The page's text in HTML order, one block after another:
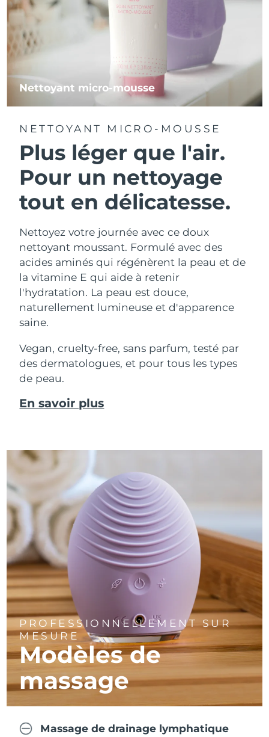
Nettoyant micro-mousse
NETTOYANT MICRO-MOUSSE
Plus léger que l'air.
Pour un nettoyage
tout en délicatesse.
Nettoyez votre journée avec ce doux
nettoyant moussant. Formulé avec des
acides aminés qui régénèrent la peau et de
la vitamine E qui aide à retenir
l'hydratation. La peau est douce,
naturellement lumineuse et d'apparence
saine.
Vegan, cruelty-free, sans parfum, testé par
des dermatologues, et pour tous les types
de peau.
En savoir plus
PROFESSIONNELLEMENT SUR
MESURE
Modèles de
massage
Massage de drainage lymphatique